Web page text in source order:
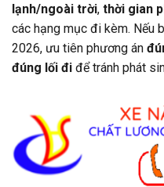
lạnh/ngoài trời, thời gian
các hạng mục đi kèm. Nếu
2026, ưu tiên phương án
đúng lối đi để tránh phát